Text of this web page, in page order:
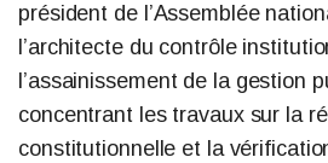
président de l’Assemblée
l’architecte du contrôle
l’assainissement de la gestion
concentrant les travaux sur la
constitutionnelle et la